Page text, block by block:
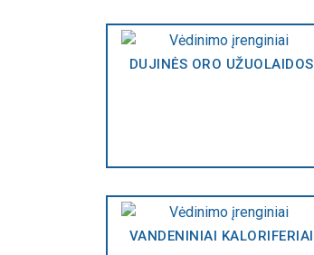
DUJINĖS ORO UŽUOLAIDOS
VANDENINIAI KALORIFERIAI